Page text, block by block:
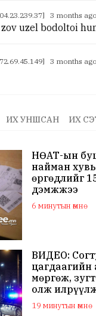
3 months ago
uzel bodoltoi
3 months ago
ИХ УНШСАН ИХ
НӨАТ-ын
найман
өргөдлийг
дэмжжээ
6 минутын өмнө
ВИДЕО:
цагдаагийн
мөргөж,
олж
19 минутын өмнө